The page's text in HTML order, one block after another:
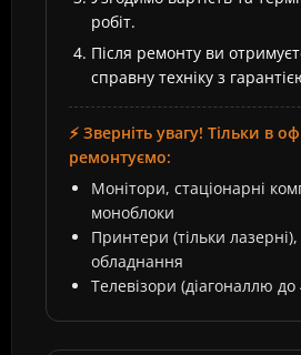
робіт.
Після ремонту ви
справну техніку з
⚡ Зверніть увагу! Тільки в
ремонтуємо:
Монітори, стаціонарні
моноблоки
Принтери (тільки
обладнання
Телевізори (діагоналлю